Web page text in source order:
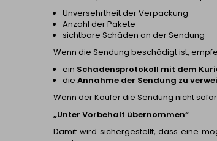
Unversehrtheit der Verpackung
Anzahl der Pakete
sichtbare Schäden an der Sendung
Wenn die Sendung beschädigt ist,
ein Schadensprotokoll mit dem
die Annahme der Sendung zu
Wenn der Käufer die Sendung nicht
„Unter Vorbehalt übernommen“
Damit wird sichergestellt, dass eine